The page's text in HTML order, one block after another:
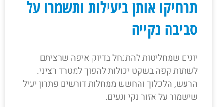
תרחיקו אותן ביעילות ותשמרו על
סביבה נקייה
יונים שמחליטות להתנחל בדיוק איפה שרציתם
לשתות קפה בשקט יכולות להפוך למטרד רציני.
הרעש, הלכלוך והחשש ממחלות דורשים פתרון יעיל
שישמור על אזור נקי ונעים.